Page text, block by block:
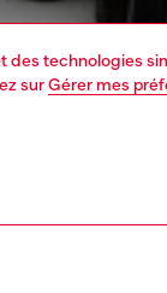
technologies
surGérer mes